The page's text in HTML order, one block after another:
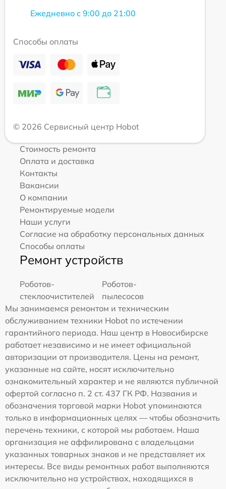
Ежедневно с 9:00 до 21:00
Способы оплаты
© 2026 Сервисный центр Hobot
Стоимость ремонта
Оплата и доставка
Контакты
Вакансии
О компании
Ремонтируемые модели
Наши услуги
Согласие на обработку персональных данных
Способы оплаты
Ремонт устройств
Роботов-
стеклоочистителей
Роботов-
пылесосов
Мы занимаемся ремонтом и техническим
обслуживанием техники Hobot по истечении
гарантийного периода. Наш центр в Новосибирске
работает независимо и не имеет официальной
авторизации от производителя. Цены на ремонт,
указанные на сайте, носят исключительно
ознакомительный характер и не являются публичной
офертой согласно п. 2 ст. 437 ГК РФ. Названия и
обозначения торговой марки Hobot упоминаются
только в информационных целях — чтобы обозначить
перечень техники, с которой мы работаем. Наша
организация не аффилирована с владельцами
указанных товарных знаков и не представляет их
интересы. Все виды ремонтных работ выполняются
исключительно на устройствах, находящихся в